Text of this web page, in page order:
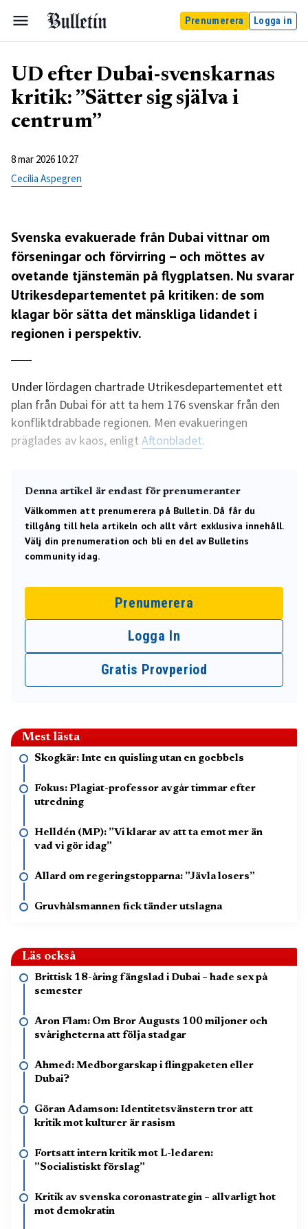
Prenumerera Logga in
UD efter Dubai-svenskarnas
kritik: ”Sätter sig själva i
centrum”
8 mar 2026 10:27
Cecilia Aspegren
Svenska evakuerade från Dubai vittnar om
förseningar och förvirring – och möttes av
ovetande tjänstemän på flygplatsen. Nu svarar
Utrikesdepartementet på kritiken: de som
klagar bör sätta det mänskliga lidandet i
regionen i perspektiv.
Under lördagen chartrade Utrikesdepartementet ett
plan från Dubai för att ta hem 176 svenskar från den
konfliktdrabbade regionen. Men evakueringen
präglades av kaos, enligt Aftonbladet.
Denna artikel är endast för prenumeranter
Välkommen att prenumerera på Bulletin. Då får du
tillgång till hela artikeln och allt vårt exklusiva innehåll.
Välj din prenumeration och bli en del av Bulletins
community idag.
Prenumerera
Logga In
Gratis Provperiod
Mest lästa
Skogkär: Inte en quisling utan en goebbels
Fokus: Plagiat-professor avgår timmar efter
utredning
Helldén (MP): ”Vi klarar av att ta emot mer än
vad vi gör idag”
Allard om regeringstopparna: ”Jävla losers”
Gruvhålsmannen fick tänder utslagna
Läs också
Brittisk 18-åring fängslad i Dubai – hade sex på
semester
Aron Flam: Om Bror Augusts 100 miljoner och
svårigheterna att följa stadgar
Ahmed: Medborgarskap i flingpaketen eller
Dubai?
Göran Adamson: Identitetsvänstern tror att
kritik mot kulturer är rasism
Fortsatt intern kritik mot L-ledaren:
”Socialistiskt förslag”
Kritik av svenska coronastrategin – allvarligt hot
mot demokratin